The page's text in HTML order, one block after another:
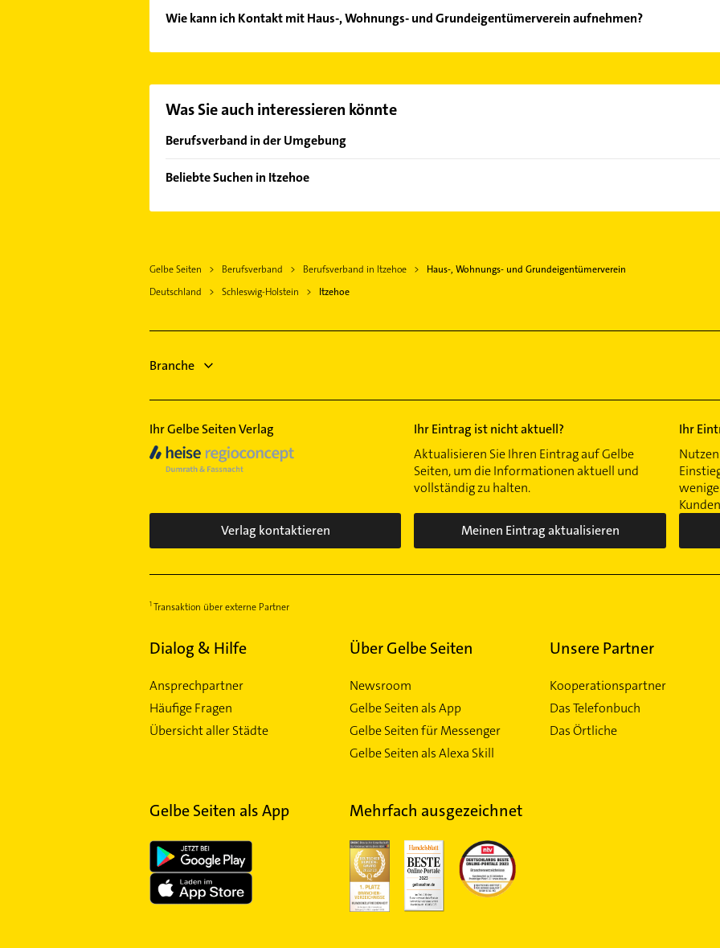
Wie kann ich Kontakt mit Haus-, Wohnungs- und Grundeigentümerverein aufnehmen?
Was Sie auch interessieren könnte
Berufsverband in der Umgebung
Elmshorn
Beliebte Suchen in Itzehoe
Logopädie
Elektroinstallation
Gartenbau & Landschaftsbau
Gelbe Seiten Berufsverband Berufsverband in Itzehoe
Haus-, Wohnungs- und Grundeigentümerverein
Deutschland
Schleswig-Holstein Itzehoe
Branche
Ihr Gelbe Seiten Verlag
Verlag kontaktieren
Ihr Eintrag ist nicht aktuell?
Aktualisieren Sie Ihren Eintrag auf Gelbe
Seiten, um die Informationen aktuell und
vollständig zu halten.
Meinen Eintrag aktualisieren
Ihr
Transaktion über externe Partner
Dialog & Hilfe
Ansprechpartner
Häufige Fragen
Übersicht aller Städte
Über Gelbe Seiten
Newsroom
Gelbe Seiten als App
Gelbe Seiten für Messenger
Gelbe Seiten als Alexa Skill
Unsere Partner
Kooperationspartner
Das Telefonbuch
Das Örtliche
Gelbe Seiten als App Mehrfach ausgezeichnet